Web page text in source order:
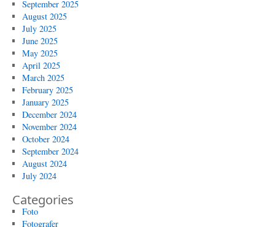
September 2025
August 2025
July 2025
June 2025
May 2025
April 2025
March 2025
February 2025
January 2025
December 2024
November 2024
October 2024
September 2024
August 2024
July 2024
Categories
Foto
Fotografer